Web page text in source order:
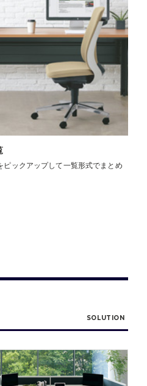
ックアップして一覧形式でまとめ
SOLUTION